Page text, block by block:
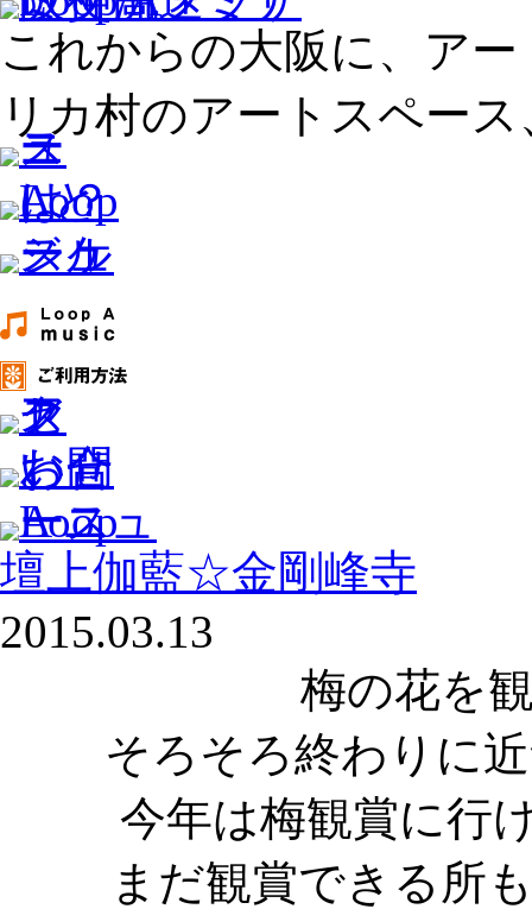
これからの大阪に、ア
リカ村のアートスペース
壇上伽藍☆金剛峰寺
2015.03.13
梅の花を
そろそろ終わりに
今年は梅観賞に行
まだ観賞できる所